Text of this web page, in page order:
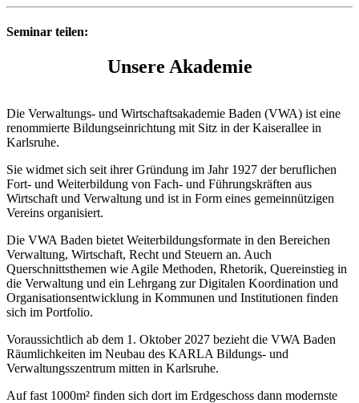
Seminar teilen:
Unsere Akademie
Die Verwaltungs- und Wirtschaftsakademie Baden (VWA) ist eine
renommierte Bildungseinrichtung mit Sitz in der Kaiserallee in
Karlsruhe.
Sie widmet sich seit ihrer Gründung im Jahr 1927 der beruflichen
Fort- und Weiterbildung von Fach- und Führungskräften aus
Wirtschaft und Verwaltung und ist in Form eines gemeinnützigen
Vereins organisiert.
Die VWA Baden bietet Weiterbildungsformate in den Bereichen
Verwaltung, Wirtschaft, Recht und Steuern an. Auch
Querschnittsthemen wie Agile Methoden, Rhetorik, Quereinstieg in
die Verwaltung und ein Lehrgang zur Digitalen Koordination und
Organisationsentwicklung in Kommunen und Institutionen finden
sich im Portfolio.
Voraussichtlich ab dem 1. Oktober 2027 bezieht die VWA Baden
Räumlichkeiten im Neubau des KARLA Bildungs- und
Verwaltungsszentrum mitten in Karlsruhe.
Auf fast 1000m² finden sich dort im Erdgeschoss dann modernste